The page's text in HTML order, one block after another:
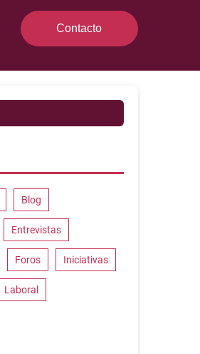
Contacto
Blog
Entrevistas
Foros Iniciativas
Laboral